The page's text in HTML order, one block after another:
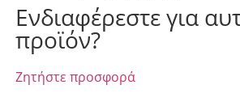
Ενδιαφέρεστε για
προϊόν?
Ζητήστε προσφορά